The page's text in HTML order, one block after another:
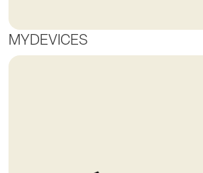
MYDEVICES